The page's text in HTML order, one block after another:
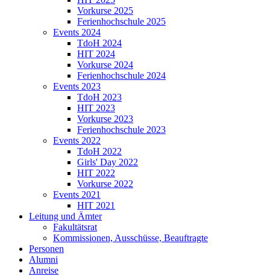
Vorkurse 2025
Ferienhochschule 2025
Events 2024
TdoH 2024
HIT 2024
Vorkurse 2024
Ferienhochschule 2024
Events 2023
TdoH 2023
HIT 2023
Vorkurse 2023
Ferienhochschule 2023
Events 2022
TdoH 2022
Girls' Day 2022
HIT 2022
Vorkurse 2022
Events 2021
HIT 2021
Leitung und Ämter
Fakultätsrat
Kommissionen, Ausschüsse, Beauftragte
Personen
Alumni
Anreise